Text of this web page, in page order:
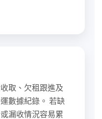
取、欠租跟進及
數據紀錄。 若缺
漏收情況容易累